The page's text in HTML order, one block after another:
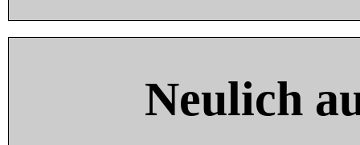
Neulich